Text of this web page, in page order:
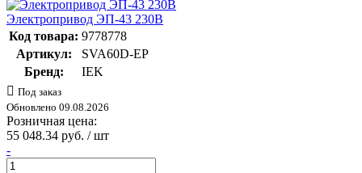
Электропривод ЭП-43 230В
Код товара: 9778778
Артикул:
SVA60D-EP
Бренд:
IEK
Под заказ
Обновлено 09.08.2026
Розничная цена:
55 048.34 руб. / шт
-